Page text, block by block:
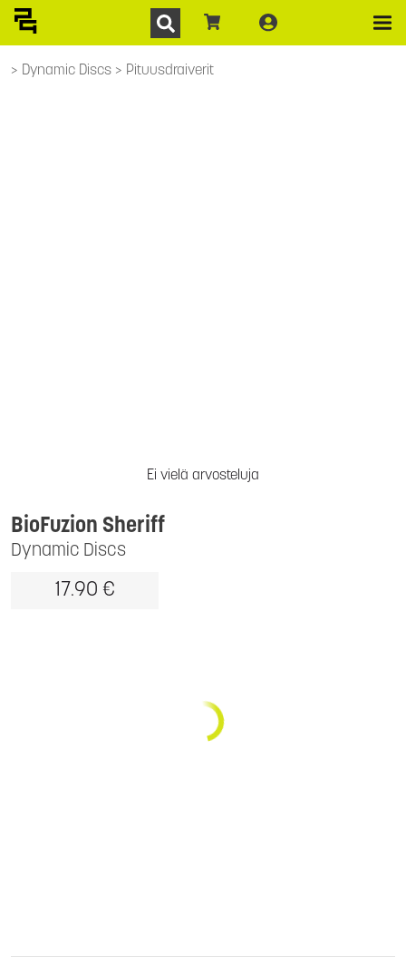
Dynamic Discs Pituusdraiverit
Ei vielä arvosteluja
Dynamic Discs
BioFuzion Sheriff
17.90 €